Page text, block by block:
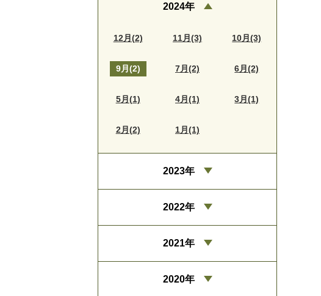
2024年
12月(2) 11月(3) 10月(3)
9月(2) 7月(2) 6月(2)
5月(1) 4月(1) 3月(1)
2月(2) 1月(1)
2023年
2022年
2021年
2020年